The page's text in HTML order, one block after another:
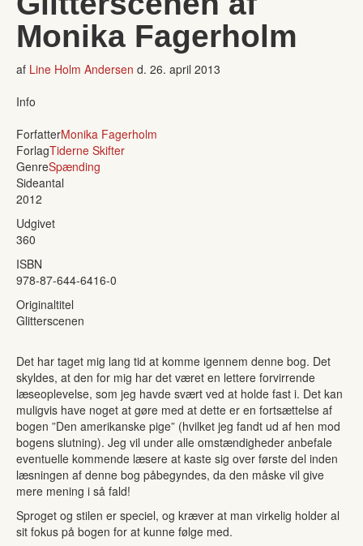
Monika Fagerholm
af Line Holm Andersen d. 26. april 2013
Info
ForfatterMonika Fagerholm
ForlagTiderne Skifter
GenreSpænding
Sideantal
2012
Udgivet
360
ISBN
978-87-644-6416-0
Originaltitel
Glitterscenen
Det har taget mig lang tid at komme igennem denne bog. Det
skyldes, at den for mig har det været en lettere forvirrende
læseoplevelse, som jeg havde svært ved at holde fast i. Det kan
muligvis have noget at gøre med at dette er en fortsættelse af
bogen ”Den amerikanske pige” (hvilket jeg fandt ud af hen mod
bogens slutning). Jeg vil under alle omstændigheder anbefale
eventuelle kommende læsere at kaste sig over første del inden
læsningen af denne bog påbegyndes, da den måske vil give
mere mening i så fald!
Sproget og stilen er speciel, og kræver at man virkelig holder al
sit fokus på bogen for at kunne følge med.